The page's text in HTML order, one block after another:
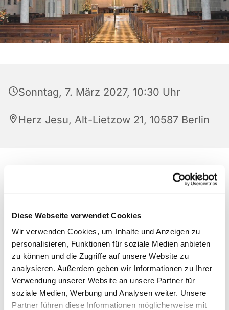
Diese Webseite verwendet Cookies
Wir verwenden Cookies, um Inhalte und Anzeigen zu
personalisieren, Funktionen für soziale Medien anbieten
zu können und die Zugriffe auf unsere Website zu
analysieren. Außerdem geben wir Informationen zu Ihrer
Verwendung unserer Website an unsere Partner für
soziale Medien, Werbung und Analysen weiter. Unsere
Partner führen diese Informationen möglicherweise mit
Sonntag, 7. März 2027, 10:30 Uhr
Herz Jesu, Alt-Lietzow 21, 10587 Berlin